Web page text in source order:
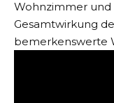
Wohnzimmer und
Gesamtwirkung
bemerkenswerte